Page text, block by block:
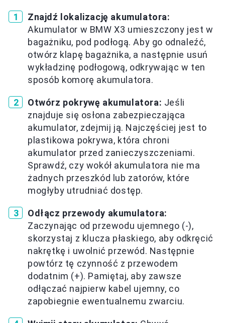
Znajdź lokalizację akumulatora:
Akumulator w BMW X3 umieszczony jest w
bagażniku, pod podłogą. Aby go odnaleźć,
otwórz klapę bagażnika, a następnie usuń
wykładzinę podłogową, odkrywając w ten
sposób komorę akumulatora.
Otwórz pokrywę akumulatora: Jeśli
znajduje się osłona zabezpieczająca
akumulator, zdejmij ją. Najczęściej jest to
plastikowa pokrywa, która chroni
akumulator przed zanieczyszczeniami.
Sprawdź, czy wokół akumulatora nie ma
żadnych przeszkód lub zatorów, które
mogłyby utrudniać dostęp.
Odłącz przewody akumulatora:
Zaczynając od przewodu ujemnego (-),
skorzystaj z klucza płaskiego, aby odkręcić
nakrętkę i uwolnić przewód. Następnie
powtórz tę czynność z przewodem
dodatnim (+). Pamiętaj, aby zawsze
odłączać najpierw kabel ujemny, co
zapobiegnie ewentualnemu zwarciu.